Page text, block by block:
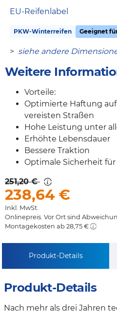
EU-Reifenlabel
PKW-Winterreifen Geeignet
> siehe andere
Weitere
Vorteile:
Optimierte Haftung
vereisten Straßen
Hohe Leistung unter
Erhöhte Lebensdauer
Bessere Traktion
Optimale Sicherheit
251,20 €
238,64€
Inkl. MwSt.
Onlinepreis. Vor Ort sind
Montagekosten ab 28,75 €
Produkt-Details
Produkt-Details
Nach mehr als drei Jahren